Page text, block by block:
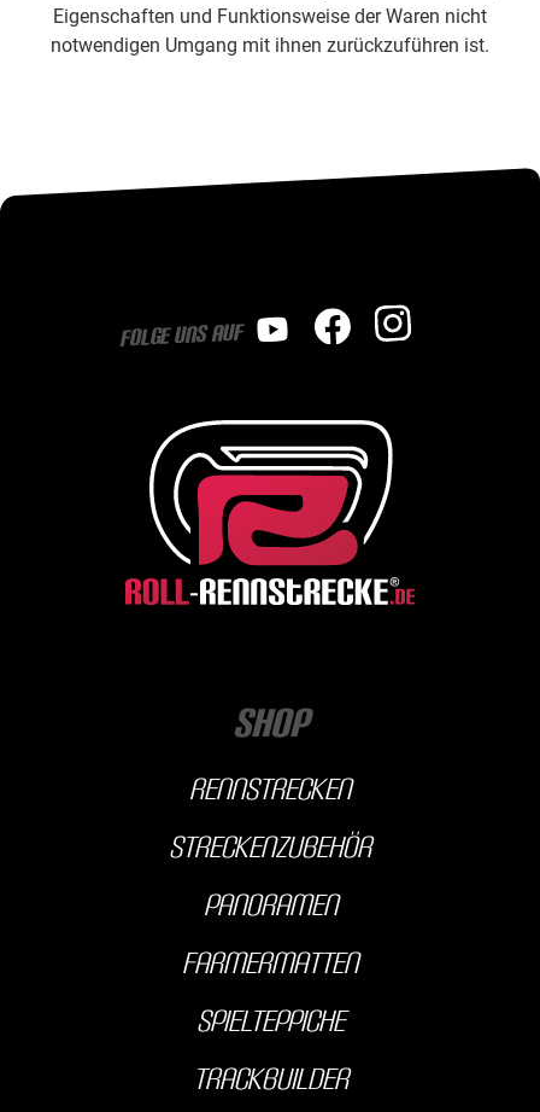
Eigenschaften und Funktionsweise der Waren nicht
notwendigen Umgang mit ihnen zurückzuführen ist.
Folge uns auf
Shop
Rennstrecken
streckenzubehör
Panoramen
farmermatten
Spielteppiche
Trackbuilder